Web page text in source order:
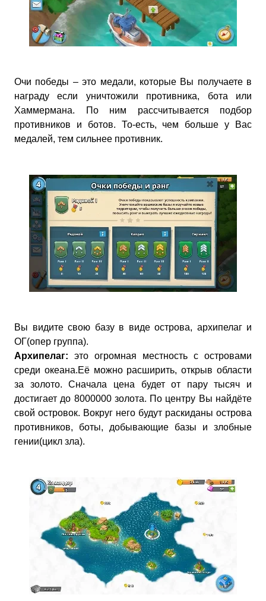
Очи победы – это медали, которые Вы получаете в
награду если уничтожили противника, бота или
Хаммермана. По ним рассчитывается подбор
противников и ботов. То-есть, чем больше у Вас
медалей, тем сильнее противник.
Вы видите свою базу в виде острова, архипелаг и
ОГ(опер группа).
Архипелаг: это огромная местность с островами
среди океана.Её можно расширить, открыв области
за золото. Сначала цена будет от пару тысяч и
достигает до 8000000 золота. По центру Вы найдёте
свой островок. Вокруг него будут раскиданы острова
противников, боты, добывающие базы и злобные
гении(цикл зла).